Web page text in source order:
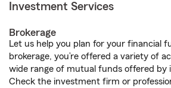
Investment Services
Brokerage
Let us help you plan for your financial
brokerage, you’re offered a variety of
wide range of mutual funds offered by
Check the investment firm or